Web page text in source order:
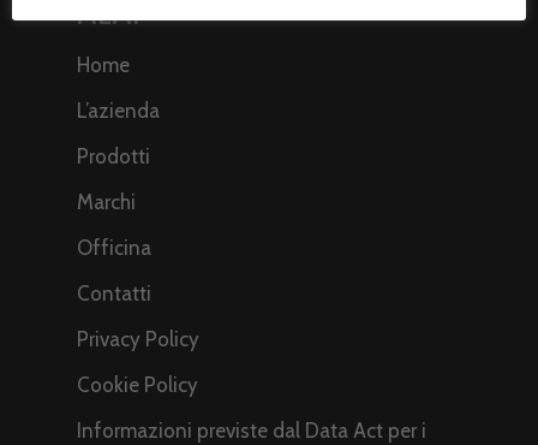
MEMI
Home
L’azienda
Prodotti
Marchi
Officina
Contatti
Privacy Policy
Cookie Policy
Informazioni previste dal Data Act per i